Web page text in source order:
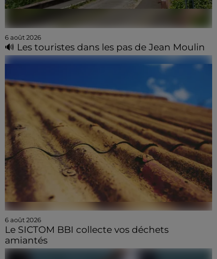
6 août 2026
🔊 Les touristes dans les pas de Jean Moulin
6 août 2026
Le SICTOM BBI collecte vos déchets
amiantés